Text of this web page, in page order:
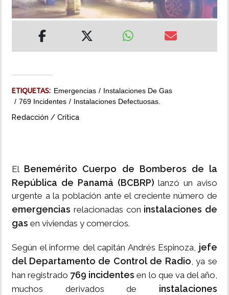
MULTIMEDIA
IMPRESO
ETIQUETAS: Emergencias
Instalaciones De Gas
769 Incidentes
Instalaciones Defectuosas.
Redacción / Crítica
El Benemérito Cuerpo de Bomberos de la
República de Panamá (BCBRP) lanzó un aviso
urgente a la población ante el creciente número de
emergencias relacionadas con instalaciones de
gas en viviendas y comercios.
Según el informe del capitán Andrés Espinoza, jefe
del Departamento de Control de Radio, ya se
han registrado 769 incidentes en lo que va del año,
muchos derivados de instalaciones